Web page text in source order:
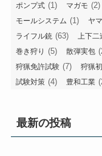
ポンプ式 (1) マガモ (2)
モールシステム (1) ヤ
ライフル銃 (63) 上下二
巻き狩り (5) 散弾実包
狩猟免許試験 (7) 狩猟
試験対策 (4) 豊和工業
最新の投稿